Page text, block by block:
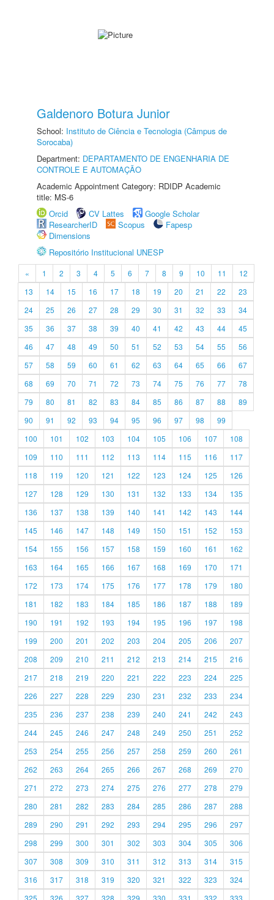
Galdenoro Botura Junior
School: Instituto de Ciência e Tecnologia (Câmpus de
Sorocaba)
Department: DEPARTAMENTO DE ENGENHARIA DE
CONTROLE E AUTOMAÇÃO
Academic Appointment Category: RDIDP Academic
title: MS-6
Orcid
CV Lattes
Google Scholar
ResearcherID
Scopus
Fapesp
Dimensions
Repositório Institucional UNESP
« 1 2 3 4 5 6 7 8 9 10 11
12
13
14 15 16 17 18 19 20 21 22
23
24
25 26 27 28 29 30 31 32 33
34
35
36 37 38 39 40 41 42 43 44
45
46
47 48 49 50 51 52 53 54 55
56
57
58 59 60 61 62 63 64 65 66
67
68
69 70 71 72 73 74 75 76 77
78
79
80 81 82 83 84 85 86 87 88
89
90
91 92 93 94 95 96 97 98
99
100
101 102 103 104 105 106 107
108
109
110 111 112 113 114 115 116
117
118
119 120 121 122 123 124 125
126
127
128 129 130 131 132 133 134
135
136
137 138 139 140 141 142 143
144
145
146 147 148 149 150 151 152
153
154
155 156 157 158 159 160 161
162
163
164 165 166 167 168 169 170
171
172
173 174 175 176 177 178 179
180
181
182 183 184 185 186 187 188
189
190
191 192 193 194 195 196 197
198
199
200 201 202 203 204 205 206
207
208
209 210 211 212 213 214 215
216
217
218 219 220 221 222 223 224
225
226
227 228 229 230 231 232 233
234
235
236 237 238 239 240 241 242
243
244
245 246 247 248 249 250 251
252
253
254 255 256 257 258 259 260
261
262
263 264 265 266 267 268 269
270
271
272 273 274 275 276 277 278
279
280
281 282 283 284 285 286 287
288
289
290 291 292 293 294 295 296
297
298
299 300 301 302 303 304 305
306
307
308 309 310 311 312 313 314
315
316
317 318 319 320 321 322 323
324
325
326 327 328 329 330 331 332 333